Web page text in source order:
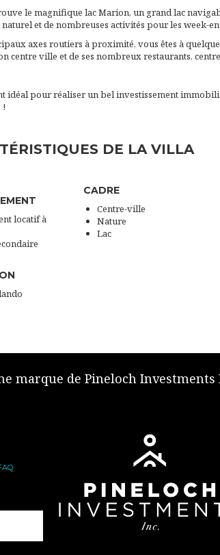
le magnifique lac Marion, un grand lac
et de nombreuses activités pour les week-
axes routiers à proximité, vous êtes à
centre ville et de ses nombreux restaurants,
idéal pour réaliser un bel investissement
!
DE LA VILLA
locatif à
CADRE
Centre-ville
Nature
Lac
marque de Pineloch Investments